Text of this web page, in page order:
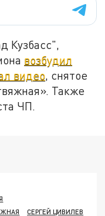
Кузбасс",
возбудил
видео, снятое
Также
ЧП.
СЕРГЕЙ ЦИВИЛЕВ